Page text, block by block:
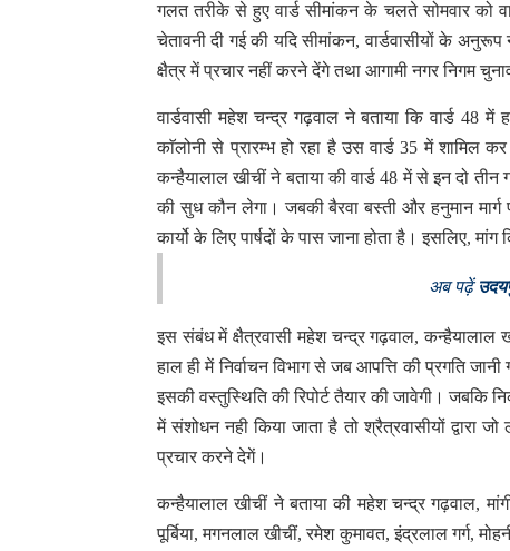
गलत तरीके से हुए वार्ड सीमांकन के चलते सोमवार को
चेतावनी दी गई की यदि सीमांकन, वार्डवासीयों के
क्षैत्र में प्रचार नहीं करने देंगे तथा आगामी नगर निगम
वार्डवासी महेश चन्द्र गढ़वाल ने बताया कि वार्ड 48 में
काॅलोनी से प्रारम्भ हो रहा है उस वार्ड 35 में शामिल
कन्हैयालाल खीचीं ने बताया की वार्ड 48 में से इन दो तीन
की सुध कौन लेगा। जबकी बैरवा बस्ती और हनुमान मार्ग
कार्यो के लिए पार्षदों के पास जाना होता है। इसलिए,
अब पढ़ें
इस संबंध में क्षैत्रवासी महेश चन्द्र गढ़वाल, कन्हैयालाल
हाल ही में निर्वाचन विभाग से जब आपत्ति की प्रगति
इसकी वस्तुस्थिति की रिपोर्ट तैयार की जावेगी।
में संशोधन नही किया जाता है तो श्रैत्रवासीयों द्वारा
प्रचार करने देगें।
कन्हैयालाल खीचीं ने बताया की महेश चन्द्र गढ़वाल,
पूर्बिया, मगनलाल खीचीं, रमेश कुमावत, इंद्रलाल गर्ग,